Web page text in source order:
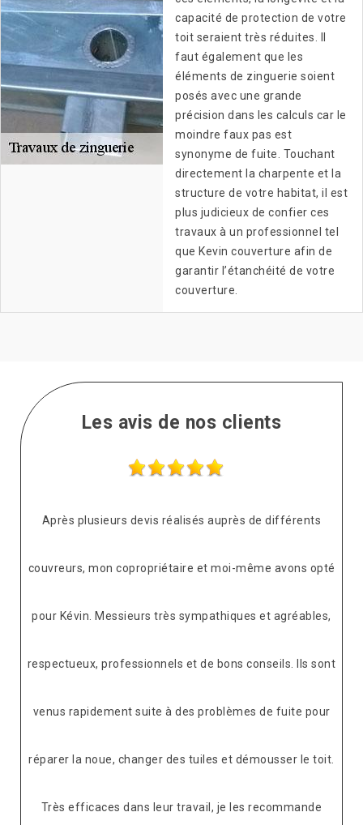
capacité de protection de votre
toit seraient très réduites. Il
faut également que les
éléments de zinguerie soient
posés avec une grande
précision dans les calculs car le
moindre faux pas est
synonyme de fuite. Touchant
directement la charpente et la
structure de votre habitat, il est
plus judicieux de confier ces
travaux à un professionnel tel
que Kevin couverture afin de
garantir l’étanchéité de votre
couverture.
Les avis de nos clients
Après plusieurs devis réalisés auprès de différents
couvreurs, mon copropriétaire et moi-même avons opté
pour Kévin. Messieurs très sympathiques et agréables,
respectueux, professionnels et de bons conseils. Ils sont
venus rapidement suite à des problèmes de fuite pour
réparer la noue, changer des tuiles et démousser le toit.
Très efficaces dans leur travail, je les recommande